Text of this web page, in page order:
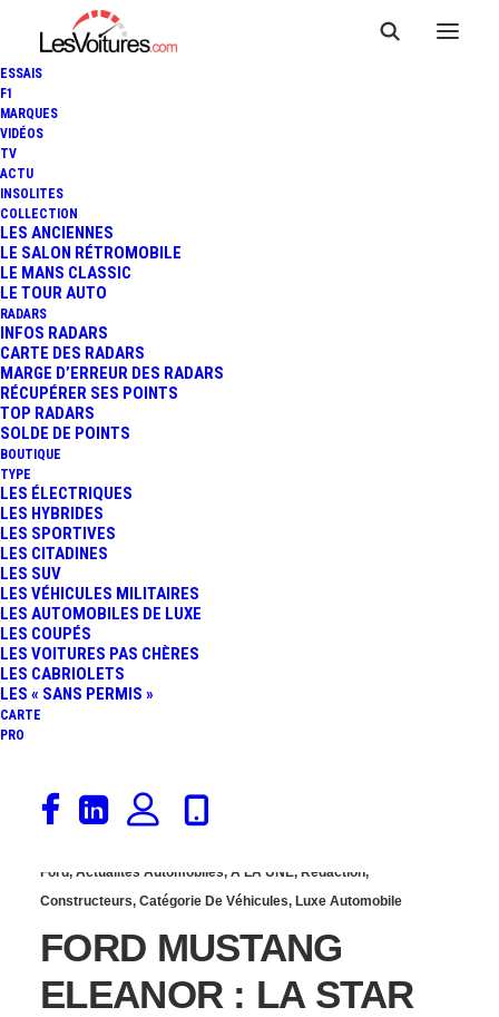
ESSAIS
F1
MARQUES
VIDÉOS
TV
ACTU
INSOLITES
COLLECTION
LES ANCIENNES
LE SALON RÉTROMOBILE
LE MANS CLASSIC
LE TOUR AUTO
RADARS
INFOS RADARS
CARTE DES RADARS
MARGE D’ERREUR DES RADARS
RÉCUPÉRER SES POINTS
TOP RADARS
SOLDE DE POINTS
BOUTIQUE
TYPE
LES ÉLECTRIQUES
LES HYBRIDES
LES SPORTIVES
LES CITADINES
LES SUV
LES VÉHICULES MILITAIRES
LES AUTOMOBILES DE LUXE
LES COUPÉS
LES VOITURES PAS CHÈRES
LES CABRIOLETS
LES « SANS PERMIS »
CARTE
PRO
4 août 2020
FORD MUSTANG
ELEANOR : VOUS
POUVEZ LA GAGNER À
LA LOTERIE
Ford, Actualités Automobiles, À LA UNE, Rédaction,
Constructeurs, Catégorie De Véhicules, Luxe Automobile
FORD MUSTANG
ELEANOR : LA STAR